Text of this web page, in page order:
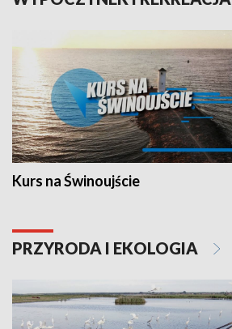
Kurs na Świnoujście
PRZYRODA I EKOLOGIA